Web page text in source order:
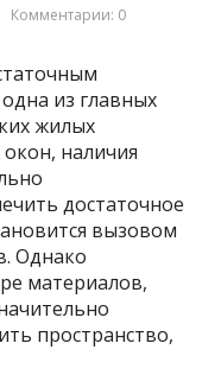
Комментарии: 0
из главных
жилых
окон, наличия
достаточное
вызовом
Однако
материалов,
пространство,